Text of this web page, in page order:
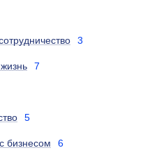
3
7
5
бизнесом 6